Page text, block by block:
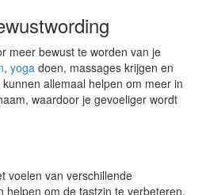
meer bewust te worden van je
, yoga doen, massages krijgen en
allemaal helpen om meer in
waardoor je gevoeliger wordt
voelen van verschillende
helpen om de tastzin te verbeteren.